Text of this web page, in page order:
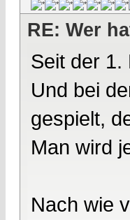
RE: Wer
Seit der 1.
Und bei
gespielt,
Man wird
Nach wie